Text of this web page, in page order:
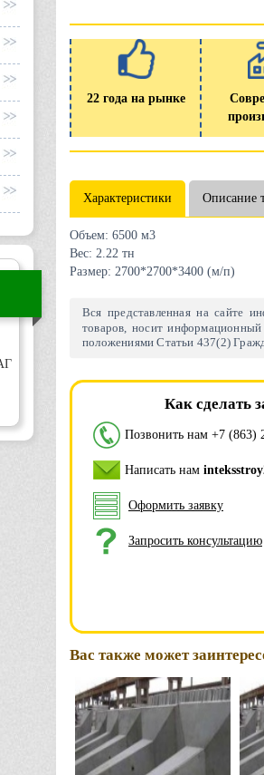
22 года на рынке
Характеристики Описание
Объем: 6500 м3
Вес: 2.22 тн
Размер: 2700*2700*3400 (м/п)
Вся представленная на сайте
товаров, носит
положениями Статьи 437(2)
Как сделать
Позвонить нам +7 (863)
Написать нам
Оформить заявку
Запросить консультацию
Вас также может